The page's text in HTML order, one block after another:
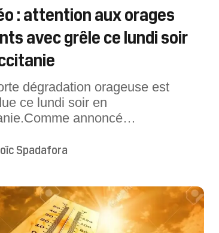
: attention aux orages
avec grêle ce lundi soir
dégradation orageuse est
ce lundi soir en
annoncé
une virulente
orageuse concerne une
de la Région Occitanie ce lundi 3
localement violents, notamment
des départements de l’ex
Spadafora